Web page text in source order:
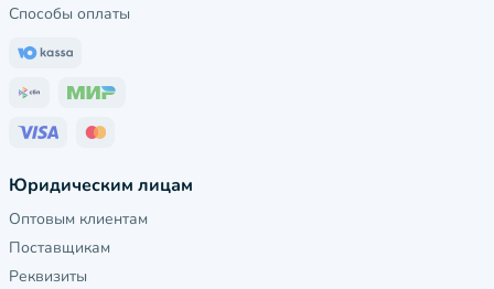
Способы оплаты
Юридическим лицам
Оптовым клиентам
Поставщикам
Реквизиты